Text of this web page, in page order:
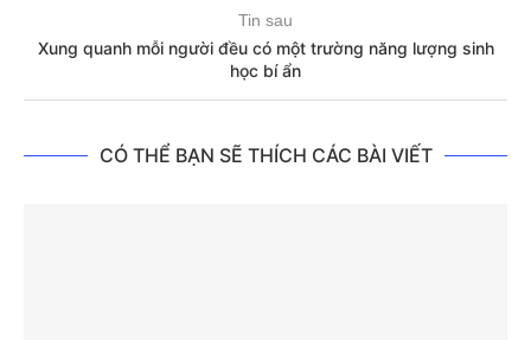
Tin sau
Xung quanh mỗi người đều có một trường năng lượng sinh
học bí ẩn
CÓ THỂ BẠN SẼ THÍCH CÁC BÀI VIẾT